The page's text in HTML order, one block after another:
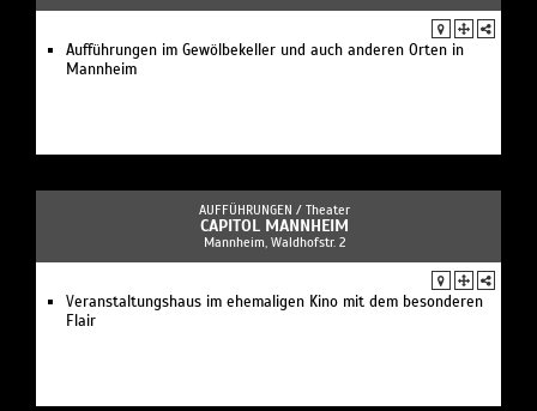
Aufführungen im Gewölbekeller und auch anderen Orten in
Mannheim
AUFFÜHRUNGEN / Theater
CAPITOL MANNHEIM
Mannheim, Waldhofstr. 2
Veranstaltungshaus im ehemaligen Kino mit dem besonderen
Flair